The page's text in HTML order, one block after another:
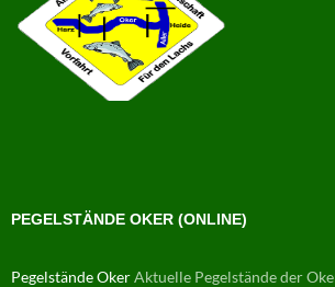
PEGELSTÄNDE OKER (ONLINE)
Pegelstände OkerAktuelle Pegelstände der